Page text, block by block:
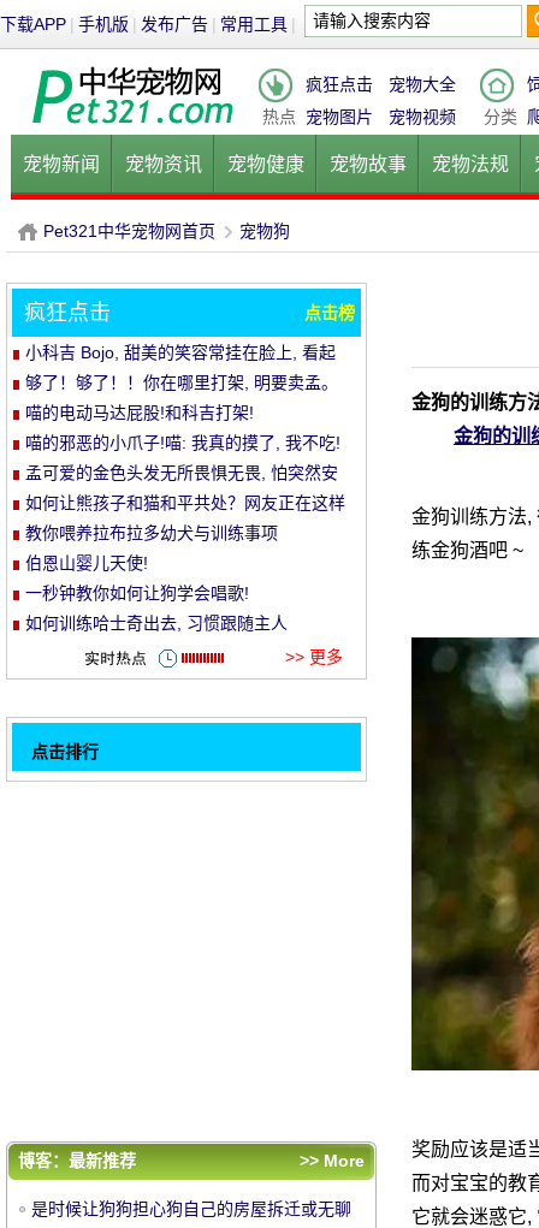
下载APP | 手机版 | 发布广告 | 常用工具 |
热点
疯狂点击
宠物大全
宠物图片
宠物视频 分类
宠物新闻 宠物资讯 宠物健康 宠物故事 宠物法规
健康饮食 宠物美容 宠物医院
P
et
Pet321中华宠物网首页
›
宠物狗
金狗的训练方
金狗的训
金狗训练方法,
练金狗酒吧 ~
奖励应该是适
而对宝宝的教
它就会迷惑它,
疯狂点击 点击榜
小科吉 Bojo, 甜美的笑容常挂在脸上, 看起
来每天都是超级快乐!爱笑的小短腿, 太治愈!
够了！够了！！你在哪里打架, 明要卖孟。
喵的电动马达屁股!和科吉打架!
喵的邪恶的小爪子!喵: 我真的摸了, 我不吃!
孟可爱的金色头发无所畏惧无畏, 怕突然安
静的空气
如何让熊孩子和猫和平共处？网友正在这样
做..。婴孩必须被充电送..。
教你喂养拉布拉多幼犬与训练事项
伯恩山婴儿天使!
一秒钟教你如何让狗学会唱歌!
如何训练哈士奇出去, 习惯跟随主人
>> 更多
点击排行
嘿！你好吗！看着我, 水貂怎么样了？
评论排行
博客：最新推荐 >> More
是时候让狗狗担心狗自己的房屋拆迁或无聊